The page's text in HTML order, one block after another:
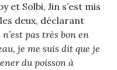
et Solbi, Jin s’est mis
deux, déclarant
pas très bon en
je me suis dit que je
du poisson à